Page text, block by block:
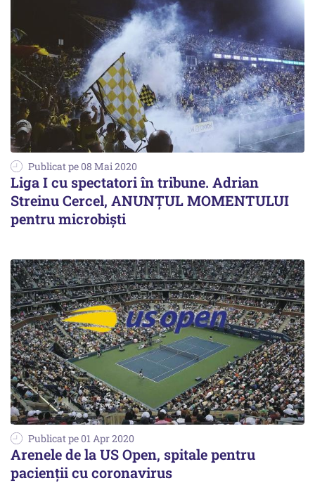
Publicat pe 08 Mai 2020
Liga I cu spectatori în tribune. Adrian
Streinu Cercel, ANUNŢUL MOMENTULUI
pentru microbişti
Publicat pe 01 Apr 2020
Arenele de la US Open, spitale pentru
pacienţii cu coronavirus